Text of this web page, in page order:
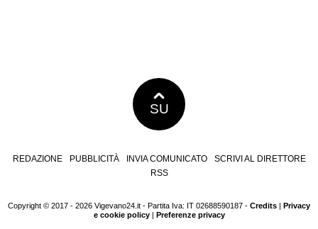
SU
REDAZIONE PUBBLICITÀ INVIA COMUNICATO
SCRIVI AL DIRETTORE
RSS
Copyright © 2017 - 2026 Vigevano24.it - Partita Iva: IT 02688590187 - Credits | Privacy
e cookie policy| Preferenze privacy